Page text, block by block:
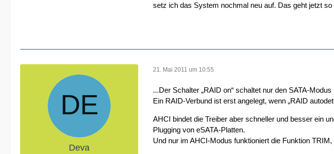
setz ich das System nochmal neu auf. Das geht jetzt
Deva
21. Mai 2011 um 10:55
...Der Schalter „RAID on“ schaltet nur den SATA-
Ein RAID-Verbund ist erst angelegt, wenn „RAID
AHCI bindet die Treiber aber schneller und besser ein
Plugging von eSATA-Platten.
Und nur im AHCI-Modus funktioniert die Funktion